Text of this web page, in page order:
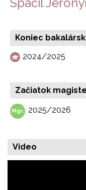
Koniec
2024/2025
Začiatok
2025/2026
Video